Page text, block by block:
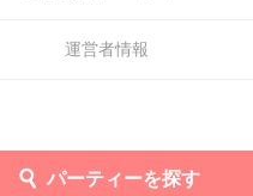
パーティーを探す
運営者情報